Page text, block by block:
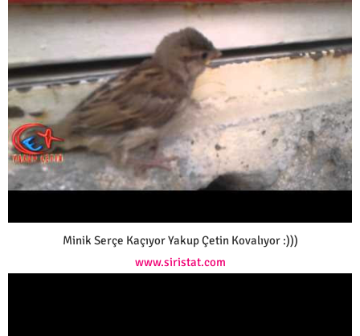
Minik Serçe Kaçıyor Yakup Çetin Kovalıyor :)))
www.siristat.com